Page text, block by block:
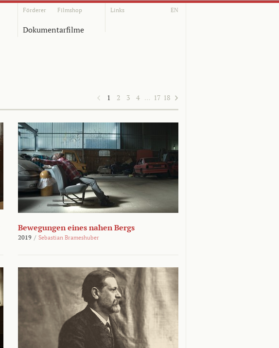
Förderer Filmshop Links EN
Dokumentarfilme
1 2 3 4 … 17 18
Bewegungen eines nahen Bergs
2019 / Sebastian Brameshuber